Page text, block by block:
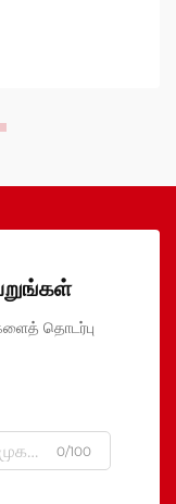
தொடர்பு
0/100